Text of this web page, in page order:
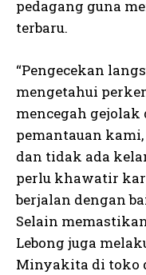
pedagang guna
terbaru.
“Pengecekan
mengetahui
mencegah gejolak
pemantauan
dan tidak ada
perlu khawatir
berjalan dengan
Selain
Lebong juga
Minyakita di toko